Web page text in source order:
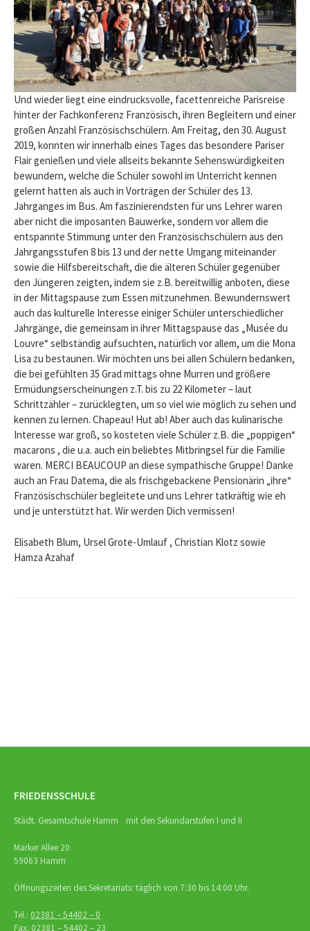
Und wieder liegt eine eindrucksvolle, facettenreiche Parisreise
hinter der Fachkonferenz Französisch, ihren Begleitern und einer
großen Anzahl Französischschülern. Am Freitag, den 30. August
2019, konnten wir innerhalb eines Tages das besondere Pariser
Flair genießen und viele allseits bekannte Sehenswürdigkeiten
bewundern, welche die Schüler sowohl im Unterricht kennen
gelernt hatten als auch in Vorträgen der Schüler des 13.
Jahrganges im Bus. Am faszinierendsten für uns Lehrer waren
aber nicht die imposanten Bauwerke, sondern vor allem die
entspannte Stimmung unter den Französischschülern aus den
Jahrgangsstufen 8 bis 13 und der nette Umgang miteinander
sowie die Hilfsbereitschaft, die die älteren Schüler gegenüber
den Jüngeren zeigten, indem sie z.B. bereitwillig anboten, diese
in der Mittagspause zum Essen mitzunehmen. Bewundernswert
auch das kulturelle Interesse einiger Schüler unterschiedlicher
Jahrgänge, die gemeinsam in ihrer Mittagspause das „Musée du
Louvre“ selbständig aufsuchten, natürlich vor allem, um die Mona
Lisa zu bestaunen. Wir möchten uns bei allen Schülern bedanken,
die bei gefühlten 35 Grad mittags ohne Murren und größere
Ermüdungserscheinungen z.T. bis zu 22 Kilometer – laut
Schrittzähler – zurücklegten, um so viel wie möglich zu sehen und
kennen zu lernen. Chapeau! Hut ab! Aber auch das kulinarische
Interesse war groß, so kosteten viele Schüler z.B. die „poppigen“
macarons , die u.a. auch ein beliebtes Mitbringsel für die Familie
waren. MERCI BEAUCOUP an diese sympathische Gruppe! Danke
auch an Frau Datema, die als frischgebackene Pensionärin „ihre“
Französischschüler begleitete und uns Lehrer tatkräftig wie eh
und je unterstützt hat. Wir werden Dich vermissen!
Elisabeth Blum, Ursel Grote-Umlauf , Christian Klotz sowie
Hamza Azahaf
FRIEDENSSCHULE
Städt. Gesamtschule Hamm mit den Sekundarstufen I und II
Marker Allee 20
59063 Hamm
Öffnungszeiten des Sekretariats: täglich von 7:30 bis 14:00 Uhr.
Tel.: 02381 – 54402 – 0
Fax: 02381 – 54402 – 23